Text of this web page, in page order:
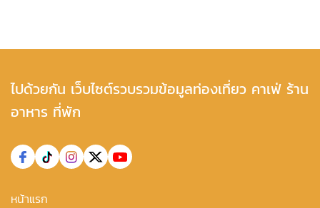
ไปด้วยกัน เว็บไซต์รวบรวมข้อมูลท่องเที่ยว คาเฟ่ ร้าน
อาหาร ที่พัก
หน้าแรก